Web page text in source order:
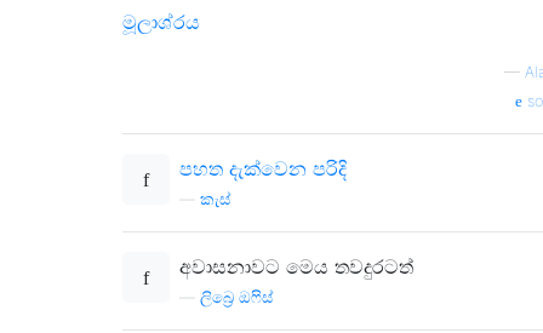
මූලාශ්රය
—
පහත දැක්වෙන පරිදි
කැස්
අවාසනාවට මෙය තවදුරටත්
ලිබ්‍රෙ ඔෆිස්